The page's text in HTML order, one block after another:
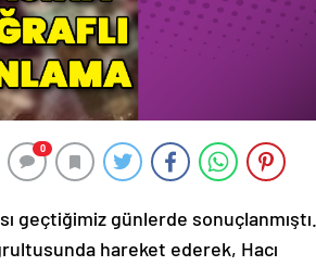
0
geçtiğimiz günlerde sonuçlanmıştı.
hareket ederek, Hacı